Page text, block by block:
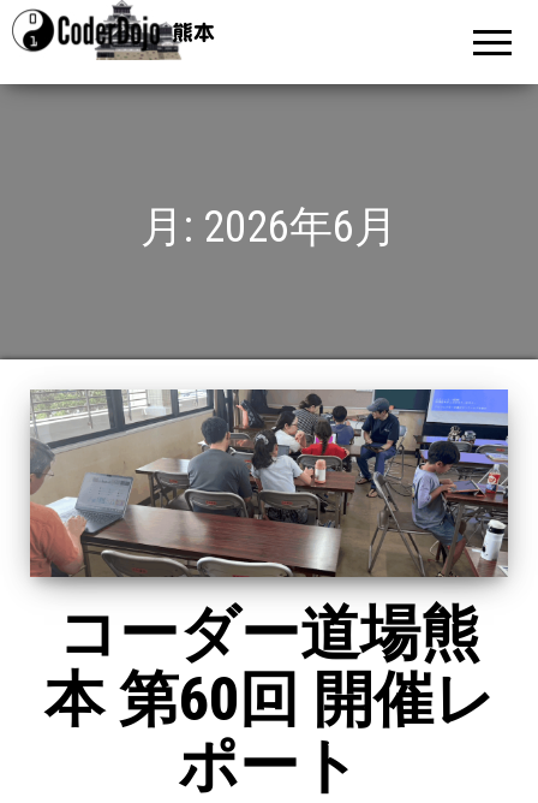
月: 2026年6月
コーダー道場熊
本 第60回 開催レ
ポート